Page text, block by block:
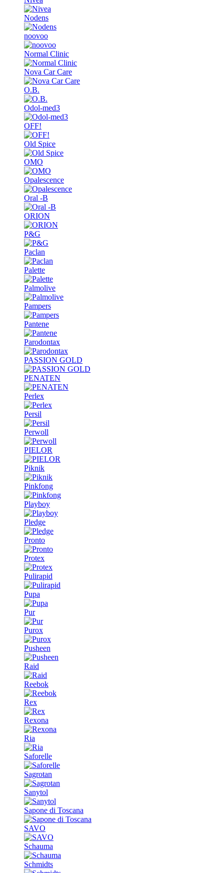
Nodens
noovoo
Normal Clinic
Nova Car Care
O.B.
Odol-med3
OFF!
Old Spice
OMO
Opalescence
Oral -B
ORION
P&G
Paclan
Palette
Palmolive
Pampers
Pantene
Parodontax
PASSION GOLD
PENATEN
Perlex
Persil
Perwoll
PIELOR
Piknik
Pinkfong
Playboy
Pledge
Pronto
Protex
Pulirapid
Pupa
Pur
Purox
Pusheen
Raid
Reebok
Rex
Rexona
Ria
Saforelle
Sagrotan
Sanytol
Sapone di Toscana
SAVO
Schauma
Schmidts